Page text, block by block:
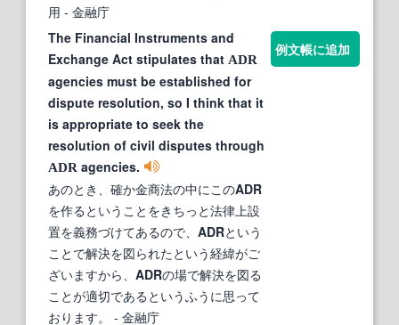
用 - 金融庁
The Financial Instruments and
Exchange Act stipulates that ADR
agencies must be established for
dispute resolution, so I think that it
is appropriate to seek the
resolution of civil disputes through
ADR agencies.
あのとき、確か金商法の中にこのADR
を作るということをきちっと法律上設
置を義務づけてあるので、 ADRという
ことで解決を図られたという経緯がご
ざいますから、 ADRの場で解決を図る
ことが適切であるというふうに思って
おります。
- 金融庁
例文帳に追加